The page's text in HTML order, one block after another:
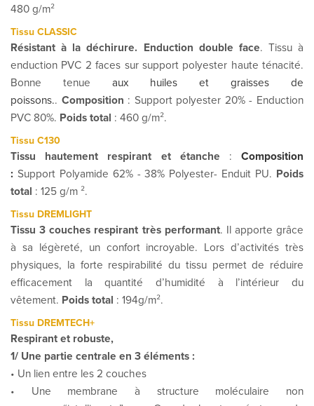
480 g/m²
Tissu CLASSIC
Résistant à la déchirure. Enduction double face. Tissu à
enduction PVC 2 faces sur support polyester haute ténacité.
Bonne tenue aux huiles et graisses de
poissons.. Composition : Support polyester 20% - Enduction
PVC 80%. Poids total : 460 g/m².
Tissu C130
Tissu hautement respirant et étanche :Composition
: Support Polyamide 62% - 38% Polyester- Enduit PU. Poids
total : 125 g/m ².
Tissu DREMLIGHT
Tissu 3 couches respirant très performant. Il apporte grâce
à sa légèreté, un confort incroyable. Lors d’activités très
physiques, la forte respirabilité du tissu permet de réduire
efficacement la quantité d’humidité à l’intérieur du
vêtement. Poids total : 194g/m².
Tissu DREMTECH+
Respirant et robuste,
1/ Une partie centrale en 3 éléments :
• Un lien entre les 2 couches
• Une membrane à structure moléculaire non